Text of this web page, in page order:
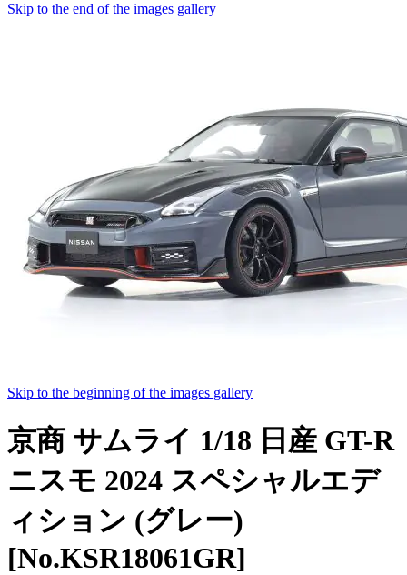
Skip to the end of the images gallery
Skip to the beginning of the images gallery
京商 サムライ 1/18 日産 GT-R
ニスモ 2024 スペシャルエデ
ィション (グレー)
[No.KSR18061GR]